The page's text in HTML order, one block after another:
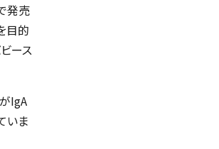
発売
目的
ース
IgA
いま